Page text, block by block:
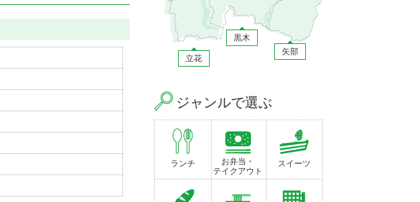
黒木
立花
矢部
ジャンルで選ぶ
ランチ
お弁当・
テイクアウト
スイーツ